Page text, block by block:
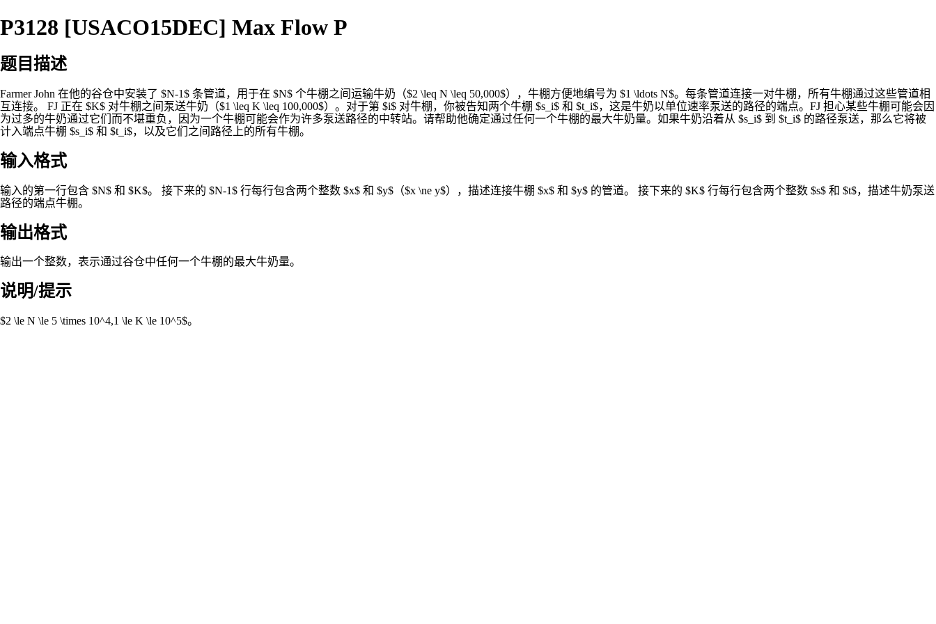
P3128 [USACO15DEC] Max Flow P
题目描述
Farmer John 在他的谷仓中安装了 $N-1$ 条管道，用于在 $N$ 个牛棚之间运输牛奶（$2 \leq N \leq 50,000$），牛棚方便地编号为 $1 \ldots N$。每条管道连接一对牛棚，所有牛棚通过这些管道相
互连接。 FJ 正在 $K$ 对牛棚之间泵送牛奶（$1 \leq K \leq 100,000$）。对于第 $i$ 对牛棚，你被告知两个牛棚 $s_i$ 和 $t_i$，这是牛奶以单位速率泵送的路径的端点。FJ 担心某些牛棚可能会因
为过多的牛奶通过它们而不堪重负，因为一个牛棚可能会作为许多泵送路径的中转站。请帮助他确定通过任何一个牛棚的最大牛奶量。如果牛奶沿着从 $s_i$ 到 $t_i$ 的路径泵送，那么它将被
计入端点牛棚 $s_i$ 和 $t_i$，以及它们之间路径上的所有牛棚。
输入格式
输入的第一行包含 $N$ 和 $K$。 接下来的 $N-1$ 行每行包含两个整数 $x$ 和 $y$（$x \ne y$），描述连接牛棚 $x$ 和 $y$ 的管道。 接下来的 $K$ 行每行包含两个整数 $s$ 和 $t$，描述牛奶泵送
路径的端点牛棚。
输出格式
输出一个整数，表示通过谷仓中任何一个牛棚的最大牛奶量。
说明/提示
$2 \le N \le 5 \times 10^4,1 \le K \le 10^5$。